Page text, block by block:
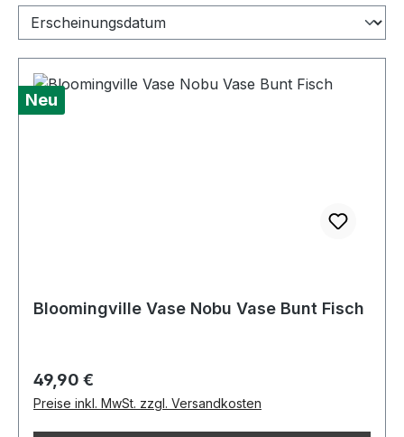
Neu
Bloomingville Vase Nobu Vase Bunt Fisch
Regulärer Preis:
49,90 €
Preise inkl. MwSt. zzgl. Versandkosten